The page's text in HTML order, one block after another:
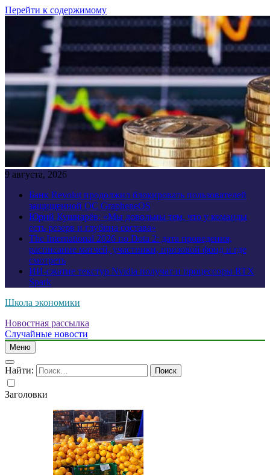
Перейти к содержимому
9 августа, 2026
Банк Revolut продолжил блокировать пользователей
защищенной ОС GrapheneOS
Юрий Кушнарёв: «Мы довольны тем, что у команды
есть резерв и глубина состава»
The International 2026 по Dota 2: дата проведения,
расписание матчей, участники, призовой фонд и где
смотреть
ИИ-сжатие текстур Nvidia получат и процессоры RTX
Spark
Школа экономики
Новостная рассылка
Случайные новости
Меню
Найти:
Заголовки